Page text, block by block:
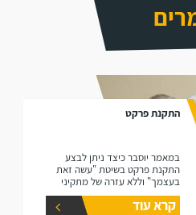
התקנת פרקט
במאמר יוסבר כיצד ניתן לבצע
התקנת פרקט בשיטת "עשה זאת
בעצמך" וללא עזרה של מתקיני
פרקטים.
קרא עוד